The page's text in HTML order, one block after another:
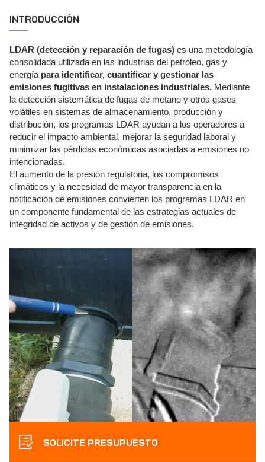
INTRODUCCIÓN
LDAR (detección y reparación de fugas) es una metodología
consolidada utilizada en las industrias del petróleo, gas y
energía para identificar, cuantificar y gestionar las
emisiones fugitivas en instalaciones industriales. Mediante
la detección sistemática de fugas de metano y otros gases
volátiles en sistemas de almacenamiento, producción y
distribución, los programas LDAR ayudan a los operadores a
reducir el impacto ambiental, mejorar la seguridad laboral y
minimizar las pérdidas económicas asociadas a emisiones no
intencionadas.
El aumento de la presión regulatoria, los compromisos
climáticos y la necesidad de mayor transparencia en la
notificación de emisiones convierten los programas LDAR en
un componente fundamental de las estrategias actuales de
integridad de activos y de gestión de emisiones.
SOLICITE PRESUPUESTO